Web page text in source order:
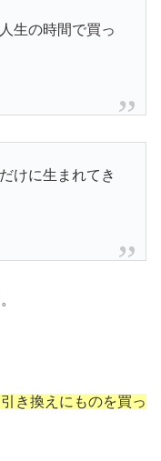
生の時間で買っ
けに生まれてき
き換えにものを買っ